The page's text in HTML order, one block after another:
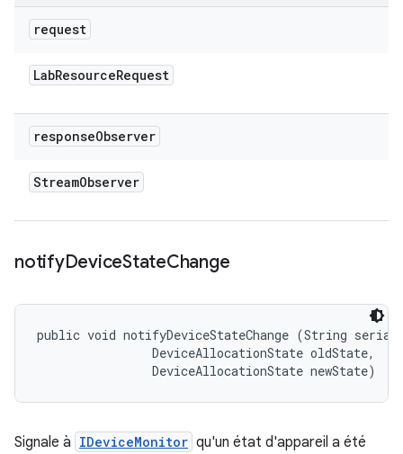
request
LabResourceRequest
responseObserver
StreamObserver
notifyDeviceStateChange
public void notifyDeviceStateChange (String
                DeviceAllocationState oldState,
                DeviceAllocationState newState)
Signale à IDeviceMonitor qu'un état d'appareil a été